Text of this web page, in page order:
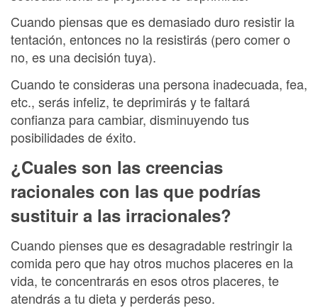
Cuando piensas que es demasiado duro resistir la
tentación, entonces no la resistirás (pero comer o
no, es una decisión tuya).
Cuando te consideras una persona inadecuada, fea,
etc., serás infeliz, te deprimirás y te faltará
confianza para cambiar, disminuyendo tus
posibilidades de éxito.
¿Cuales son las creencias
racionales con las que podrías
sustituir a las irracionales?
Cuando pienses que es desagradable restringir la
comida pero que hay otros muchos placeres en la
vida, te concentrarás en esos otros placeres, te
atendrás a tu dieta y perderás peso.